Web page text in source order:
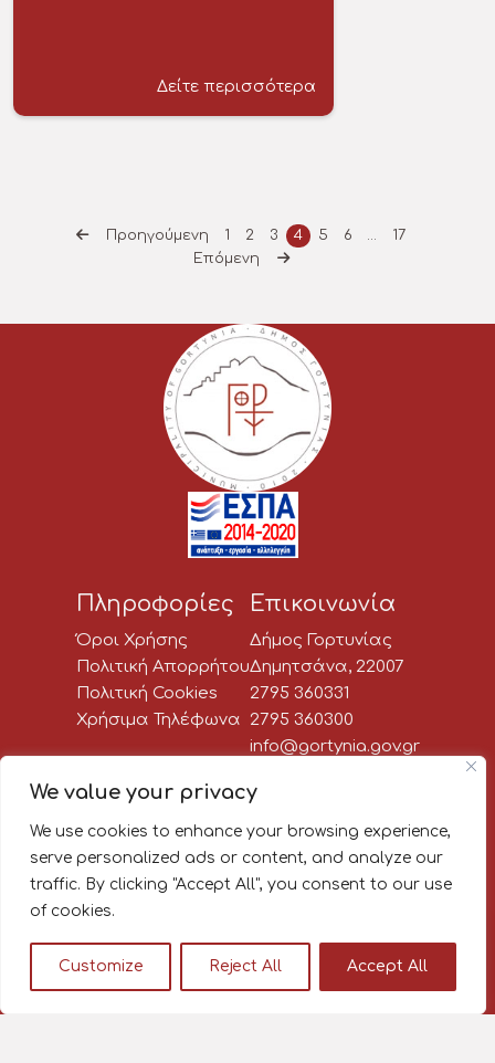
We value your privacy
We use cookies to enhance your browsing experience,
serve personalized ads or content, and analyze our
traffic. By clicking "Accept All", you consent to our use
of cookies.
Customize Reject All Accept All
Δείτε περισσότερα
Προηγούμενη 1 2 3 4 5 6
17
Επόμενη
Πληροφορίες
Όροι Χρήσης
Πολιτική Απορρήτου
Πολιτική Cookies
Χρήσιμα Τηλέφωνα
Επικοινωνία
Δήμος Γορτυνίας
Δημητσάνα, 22007
2795 360331
2795 360300
info@gortynia.gov.gr
Social Media
Newsletter:
Κάνε εγγραφή στο newsletter
μαθαίνεις πρώτος όλα τα νέα!